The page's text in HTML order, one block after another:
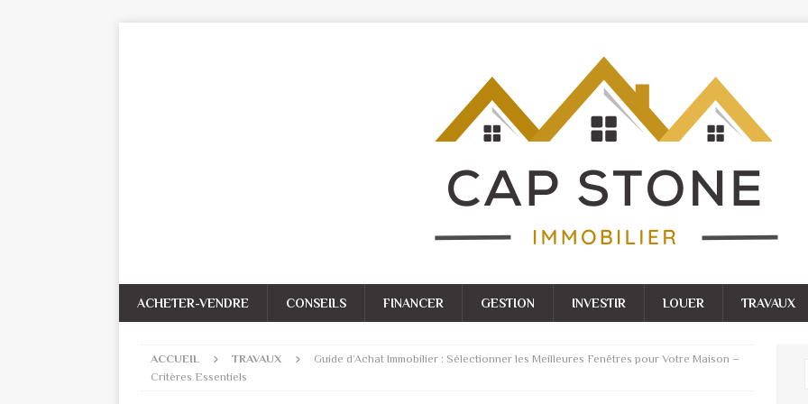
ACHETER-VENDRE CONSEILS FINANCER GESTION INVESTIR LOUER TRAVAUX
ACCUEIL TRAVAUX
Guide d’Achat Immobilier : Sélectionner les Meilleures Fenêtres pour Votre Maison –
Critères Essentiels